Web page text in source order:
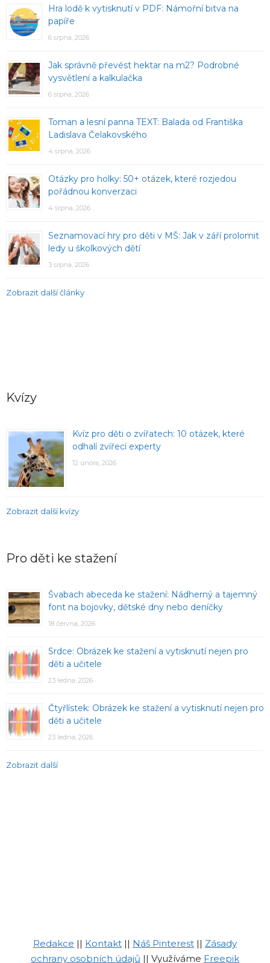
Hra lodě k vytisknutí v PDF: Námořní bitva na
papíře
6 srpna, 2026
Jak správně převést hektar na m2? Podrobné
vysvětlení a kalkulačka
6 srpna, 2026
Toman a lesní panna TEXT: Balada od Františka
Ladislava Čelakovského
4 srpna, 2026
Otázky pro holky: 50+ otázek, které rozjedou
pořádnou konverzaci
4 srpna, 2026
Seznamovací hry pro děti v MŠ: Jak v září prolomit
ledy u školkových dětí
3 srpna, 2026
Zobrazit další články
Kvízy
Kvíz pro děti o zvířatech: 10 otázek, které
odhalí zvířecí experty
12 února, 2026
Zobrazit další kvízy
Pro děti ke stažení
Švabach abeceda ke stažení: Nádherný a tajemný
font na bojovky, dětské dny nebo deníčky
18 června, 2026
Srdce: Obrázek ke stažení a vytisknutí nejen pro
děti a učitele
23 ledna, 2026
Čtyřlístek: Obrázek ke stažení a vytisknutí nejen pro
děti a učitele
23 ledna, 2026
Zobrazit další
Redakce || Kontakt || Náš Pinterest || Zásady
ochrany osobních údajů || Využíváme Freepik